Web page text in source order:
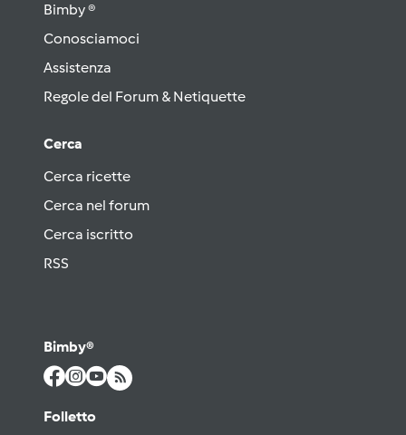
Bimby ®
Conosciamoci
Assistenza
Regole del Forum & Netiquette
Cerca
Cerca ricette
Cerca nel forum
Cerca iscritto
RSS
Bimby®
Folletto